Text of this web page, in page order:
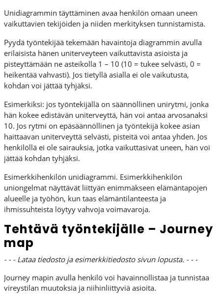
Unidiagrammin täyttäminen avaa henkilön omaan uneen
vaikuttavien tekijöiden ja niiden merkityksen tunnistamista.
Pyydä työntekijää tekemään havaintoja diagrammin avulla
erilaisista hänen uniterveyteen vaikuttavista asioista ja
pisteyttämään ne asteikolla 1 – 10 (10 = tukee selvästi, 0 =
heikentää vahvasti). Jos tietyllä asialla ei ole vaikutusta,
kohdan voi jättää tyhjäksi.
Esimerkiksi: jos työntekijällä on säännöllinen unirytmi, jonka
hän kokee edistävän uniterveyttä, hän voi antaa arvosanaksi
10. Jos rytmi on epäsäännöllinen ja työntekijä kokee asian
haittaavan uniterveyttä selvästi, pisteitä voi antaa yhden. Jos
henkilöllä ei ole sairauksia, jotka vaikuttasivat uneen, hän voi
jättää kohdan tyhjäksi.
Esimerkkihenkilön unidiagrammi. Esimerkkihenkilön
uniongelmat näyttävät liittyän enimmäkseen elämäntapojen
alueelle ja työhön, kun taas elämäntilanteesta ja
ihmissuhteista löytyy vahvoja voimavaroja.
Tehtävä työntekijälle – Journey
map
- - - Lataa tiedosto ja esimerkkitiedosto sivun lopusta. - - -
Journey mapin avulla henkilö voi havainnollistaa ja tunnistaa
vireystilan muutoksia ja niihinliittyviä asioita.